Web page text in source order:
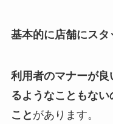
基本的に店舗にス
利用者のマナーが良
るようなこともな
こと があります。